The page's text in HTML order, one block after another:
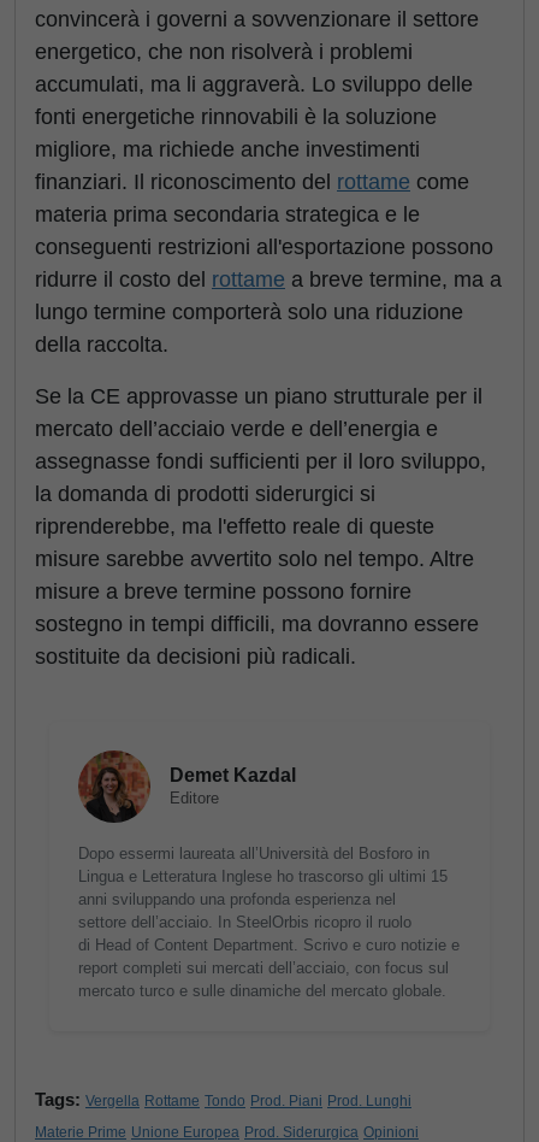
convincerà i governi a sovvenzionare il settore
energetico, che non risolverà i problemi
accumulati, ma li aggraverà. Lo sviluppo delle
fonti energetiche rinnovabili è la soluzione
migliore, ma richiede anche investimenti
finanziari. Il riconoscimento del rottame come
materia prima secondaria strategica e le
conseguenti restrizioni all'esportazione possono
ridurre il costo del rottame a breve termine, ma a
lungo termine comporterà solo una riduzione
della raccolta.
Se la CE approvasse un piano strutturale per il
mercato dell’acciaio verde e dell’energia e
assegnasse fondi sufficienti per il loro sviluppo,
la domanda di prodotti siderurgici si
riprenderebbe, ma l'effetto reale di queste
misure sarebbe avvertito solo nel tempo. Altre
misure a breve termine possono fornire
sostegno in tempi difficili, ma dovranno essere
sostituite da decisioni più radicali.
Demet Kazdal
Editore
Dopo essermi laureata all’Università del Bosforo in
Lingua e Letteratura Inglese ho trascorso gli ultimi 15
anni sviluppando una profonda esperienza nel
settore dell’acciaio. In SteelOrbis ricopro il ruolo
di Head of Content Department. Scrivo e curo notizie e
report completi sui mercati dell’acciaio, con focus sul
mercato turco e sulle dinamiche del mercato globale.
Tags: Vergella Rottame Tondo Prod. Piani Prod. Lunghi
Materie Prime Unione Europea Prod. Siderurgica Opinioni